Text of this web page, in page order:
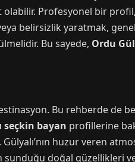
olabilir. Profesyonel bir
belirsizlik yaratmak,
Bu sayede, Ordu
Bu rehberde de
seçkin bayan profillerine
huzur veren
sunduğu doğal güzellikleri